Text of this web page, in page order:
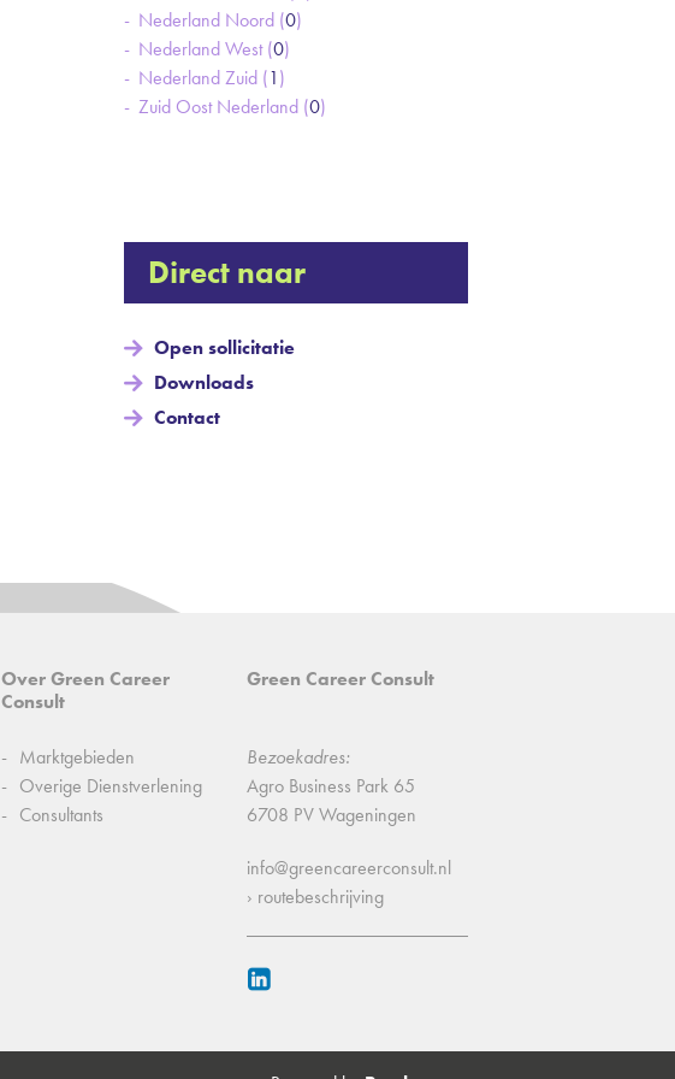
Nederland Noord (0)
Nederland West (0)
Nederland Zuid (1)
Zuid Oost Nederland (0)
Direct naar
Open sollicitatie
Downloads
Contact
Over Green Career
Consult
Marktgebieden
Overige Dienstverlening
Consultants
Green Career Consult
Bezoekadres:
Agro Business Park 65
6708 PV Wageningen
info@greencareerconsult.nl
› routebeschrijving